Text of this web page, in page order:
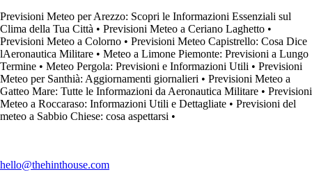
Previsioni Meteo per Arezzo: Scopri le Informazioni Essenziali sul
Clima della Tua Città • Previsioni Meteo a Ceriano Laghetto •
Previsioni Meteo a Colorno • Previsioni Meteo Capistrello: Cosa Dice
lAeronautica Militare • Meteo a Limone Piemonte: Previsioni a Lungo
Termine • Meteo Pergola: Previsioni e Informazioni Utili • Previsioni
Meteo per Santhià: Aggiornamenti giornalieri • Previsioni Meteo a
Gatteo Mare: Tutte le Informazioni da Aeronautica Militare • Previsioni
Meteo a Roccaraso: Informazioni Utili e Dettagliate • Previsioni del
meteo a Sabbio Chiese: cosa aspettarsi •
hello@thehinthouse.com